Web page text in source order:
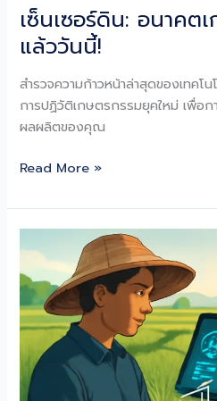
เซ็นเซอร์ดิน: อนาคต
แล้ววันนี้!
สำรวจความก้าวหน้าล่าสุดของเทคโ
การปฏิวัติเกษตรกรรมยุคใหม่ เพื่อก
ผลผลิตของคุณ
เซ็นเซอร์
อนาคต
เกษตร
ยั่งยืน
เริ่ม
แล้ว
วัน
Read More »